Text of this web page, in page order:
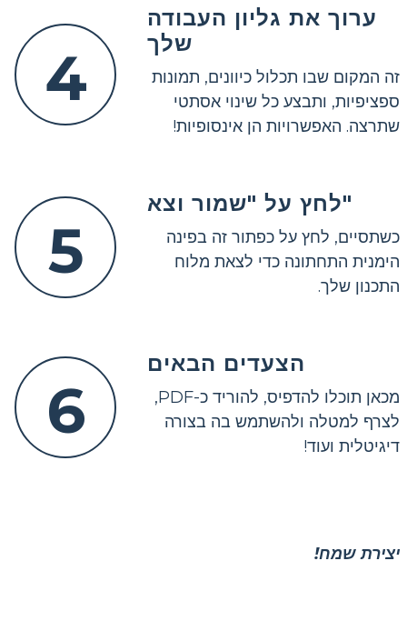
4
ערוך את גליון העבודה
שלך
זה המקום שבו תכלול כיוונים, תמונות
ספציפיות, ותבצע כל שינוי אסתטי
שתרצה. האפשרויות הן אינסופיות!
5
לחץ על "שמור וצא"
כשתסיים, לחץ על כפתור זה בפינה
הימנית התחתונה כדי לצאת מלוח
התכנון שלך.
6
הצעדים הבאים
מכאן תוכלו להדפיס, להוריד כ-PDF,
לצרף למטלה ולהשתמש בה בצורה
דיגיטלית ועוד!
יצירת שמח!